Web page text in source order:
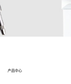
产品中心